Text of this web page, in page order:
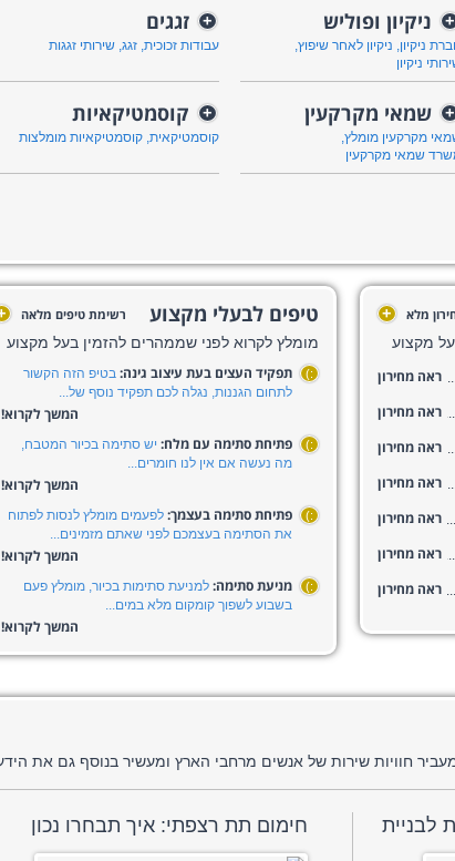
ניקיון ופוליש +
ניקיון ניקיון לאחר שיפוץ,
ניקיון
זגגים +
עבודות זכוכית ,זגג ,שירותי זגגות
שמאי מקרקעין +
מקרקעין מומלץ,
שמאי מקרקעין
קוסמטיקאיות +
קוסמטיקאית ,קוסמטיקאיות מומלצות
מלא +
מקצוע
ראה מחירון
ראה מחירון
ראה מחירון
ראה מחירון
ראה מחירון
ראה מחירון
ראה מחירון
טיפים לבעלי מקצוע רשימת טיפים מלאה
מומלץ לקרוא לפני שממהרים להזמין בעל מקצוע
:) תפקיד העצים בעת עיצוב גינה: בטיפ הזה הקשור
לתחום הגננות, נגלה לכם תפקיד נוסף של...
המשך לקרוא!
:) פתיחת סתימה עם מלח: יש סתימה בכיור המטבח,
מה נעשה אם אין לנו חומרים...
המשך לקרוא!
:) פתיחת סתימה בעצמך: לפעמים מומלץ לנסות לפתוח
את הסתימה בעצמכם לפני שאתם מזמינים...
המשך לקרוא!
:) מניעת סתימה: למניעת סתימות בכיור, מומלץ פעם
בשבוע לשפוך קומקום מלא במים...
המשך לקרוא!
חוויות שירות של אנשים מרחבי הארץ ומעשיר בנוסף גם את הידע
לבניית חימום תת רצפתי: איך תבחרו נכון